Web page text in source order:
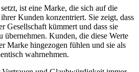
ist eine Marke, die sich auf die
Kunden konzentriert. Sie zeigt, dass
Gesellschaft kümmert und dass sie
übernehmen. Kunden, die diese Werte
Marke hingezogen fühlen und sie als
wahrnehmen.